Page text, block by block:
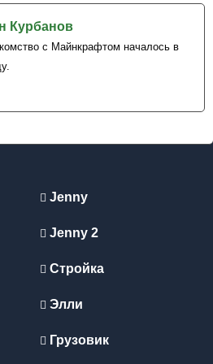
Курбанов
с Майнкрафтом началось в
сера
и
Jenny
Jenny 2
Стройка
Элли
Грузовик